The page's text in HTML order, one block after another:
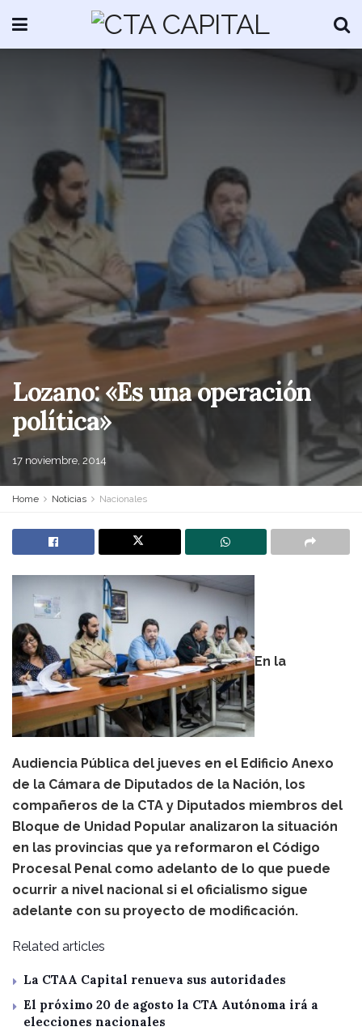
Lozano: «Es una operación
política»
17 noviembre, 2014
Home Noticias Nacionales
En la
Audiencia Pública del jueves en el Edificio Anexo
de la Cámara de Diputados de la Nación, los
compañeros de la CTA y Diputados miembros del
Bloque de Unidad Popular analizaron la situación
en las provincias que ya reformaron el Código
Procesal Penal como adelanto de lo que puede
ocurrir a nivel nacional si el oficialismo sigue
adelante con su proyecto de modificación.
Related articles
La CTAA Capital renueva sus autoridades
El próximo 20 de agosto la CTA Autónoma irá a
elecciones nacionales